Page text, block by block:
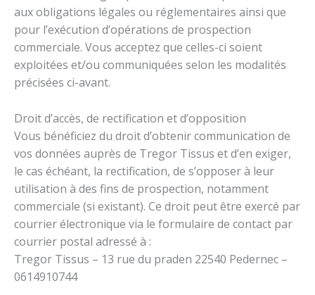
aux obligations légales ou réglementaires ainsi que
pour l’exécution d’opérations de prospection
commerciale. Vous acceptez que celles-ci soient
exploitées et/ou communiquées selon les modalités
précisées ci-avant.
Droit d’accès, de rectification et d’opposition
Vous bénéficiez du droit d’obtenir communication de
vos données auprès de Tregor Tissus et d’en exiger,
le cas échéant, la rectification, de s’opposer à leur
utilisation à des fins de prospection, notamment
commerciale (si existant). Ce droit peut être exercé par
courrier électronique via le formulaire de contact par
courrier postal adressé à :
Tregor Tissus – 13 rue du praden 22540 Pedernec –
0614910744